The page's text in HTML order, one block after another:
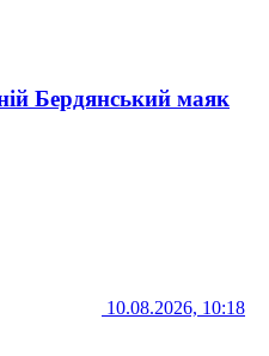
Бердянський маяк
10.08.2026, 10:18